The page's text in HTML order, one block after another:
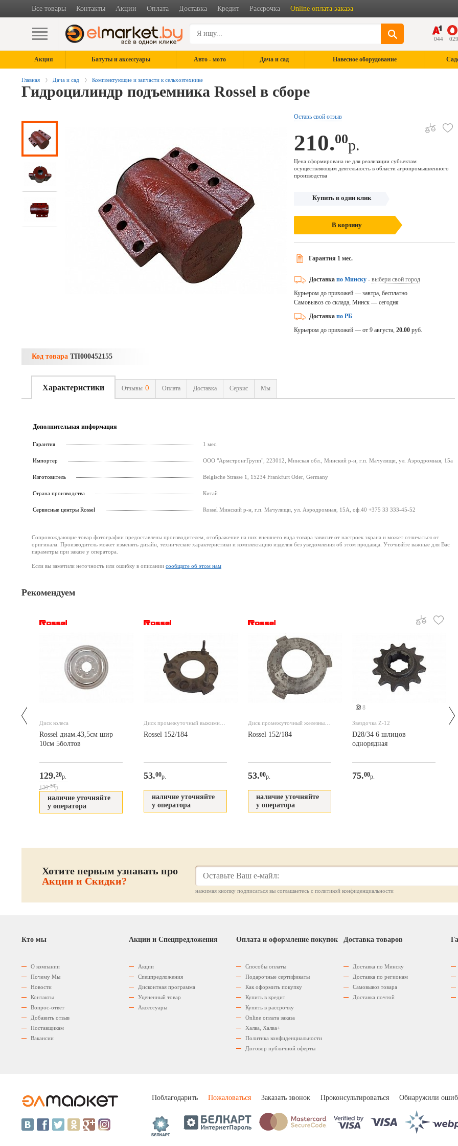
Все товары Контакты Акции Оплата Доставка Кредит Рассрочка Online оплата заказа
044 029
Акция Батуты и аксессуары Авто - мото Дача и сад Навесное оборудование
Главная Дача и сад Комплектующие и запчасти к сельхозтехнике
Гидроцилиндр подъемника Rossel в сборе
Оставь свой отзыв
210.00р.
Цена сформирована не для реализации субъектам
осуществляющим деятельность в области агропромышленного
производства
Купить в один клик
В корзину
Гарантия 1 мес.
Доставка по Минску- выбери свой город
Курьером до прихожей — завтра, бесплатно
Самовывоз со склада, Минск — сегодня
Доставка по РБ
Курьером до прихожей — от 9 августа, 20.00 руб.
Код товара ТП000452155
Характеристики Отзывы 0 Оплата Доставка Сервис Мы
Дополнительная информация
Гарантия 1 мес.
Импортер ООО "АрмстронгГрупп", 223012, Минская обл., Минский р-н, г.п. Мачулищи, ул. Аэродромная, 15а
Изготовитель Belgische Strasse 1, 15234 Frankfurt Oder, Germany
Страна производства Китай
Cервисные центры Rossel Rossel Минский р-н, г.п. Мачулищи, ул. Аэродромная, 15А, оф.40 +375 33 333-45-52
Сопровождающие товар фотографии предоставлены производителем, отображение на них внешнего вида товара зависит от настроек экрана и может отличаться от
оригинала. Производитель может изменять дизайн, технические характеристики и комплектацию изделия без уведомления об этом продавца. Уточняйте важные для Вас
параметры при заказе у оператора.
Если вы заметили неточность или ошибку в описании сообщите об этом нам
Рекомендуем
Диск колеса
Rossel диам.43,5см шир
10см 5болтов
129.20р.
139.54р.
наличие уточняйте
у оператора
Диск промежуточный выжимной
сцепления для 152/184
Rossel 152/184
53.00р.
наличие уточняйте
у оператора
Диск промежуточный железный
Rossel 152/184
53.00р.
наличие уточняйте
у оператора
8
Звездочка Z-12
D28/34 6 шлицов
однорядная
75.00р.
Хотите первым узнавать про
Акции и Скидки?
нажимая кнопку подписаться вы соглашаетесь с политикой конфиденциальности
Кто мы
О компании
Почему Мы
Новости
Контакты
Вопрос-ответ
Добавить отзыв
Поставщикам
Вакансии
Акции и Спецпредложения
Акции
Спецпредложения
Дисконтная программа
Уцененный товар
Аксессуары
Оплата и оформление покупок
Способы оплаты
Подарочные сертификаты
Как оформить покупку
Купить в кредит
Купить в рассрочку
Оnline оплата заказа
Халва, Халва+
Политика конфиденциальности
Договор публичной оферты
Доставка товаров
Доставка по Минску
Доставка по регионам
Самовывоз товара
Доставка почтой
Поблагодарить Пожаловаться Заказать звонок Проконсультироваться Обнаружили